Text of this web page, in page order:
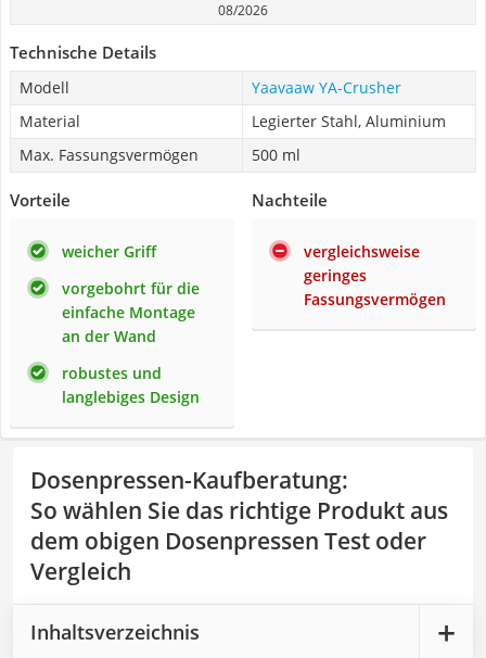
08/2026
Technische Details
Modell
Yaavaaw YA-Crusher
Material
Legierter Stahl, Aluminium
Max. Fassungsvermögen
500 ml
Vorteile
weicher Griff
vorgebohrt für die
einfache Montage
an der Wand
robustes und
langlebiges Design
Nachteile
vergleichsweise
geringes
Fassungsvermögen
Dosenpressen-Kaufberatung:
So wählen Sie das richtige Produkt aus
dem obigen Dosenpressen Test oder
Vergleich
Inhaltsverzeichnis